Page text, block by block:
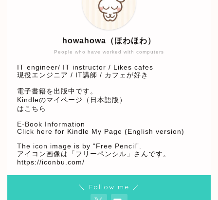
People who have worked with computers
howahowa（ほわほわ）
IT engineer/ IT instructor / Likes cafes
現役エンジニア / IT講師 / カフェが好き
電子書籍を出版中です。
Kindleのマイページ（日本語版）
はこちら
E-Book Information
Click here for Kindle My Page (English version)
The icon image is by “Free Pencil”.
アイコン画像は「フリーペンシル」さんです。
https://iconbu.com/
＼ Follow me ／